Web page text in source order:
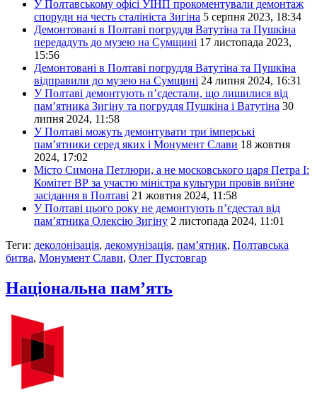
У Полтавському офісі УІНП прокоментували демонтаж
споруди на честь сталініста Зигіна 5 серпня 2023, 18:34
Демонтовані в Полтаві погруддя Ватутіна та Пушкіна
передадуть до музею на Сумщині 17 листопада 2023,
15:56
Демонтовані в Полтаві погруддя Ватутіна та Пушкіна
відправили до музею на Сумщині 24 липня 2024, 16:31
У Полтаві демонтують п’єдестали, що лишилися від
пам’ятника Зигіну та погруддя Пушкіна і Ватутіна 30
липня 2024, 11:58
У Полтаві можуть демонтувати три імперські
пам’ятники серед яких і Монумент Слави 18 жовтня
2024, 17:02
Місто Cимона Петлюри, а не московського царя Петра I:
Комітет ВР за участю міністра культури провів виїзне
засідання в Полтаві 21 жовтня 2024, 11:58
У Полтаві цього року не демонтують п’єдестал від
пам’ятника Олексію Зигіну 2 листопада 2024, 11:01
Теги: деколонізація, декомунізація, пам’ятник, Полтавська
битва, Монумент Слави, Олег Пустовгар
Національна пам’ять